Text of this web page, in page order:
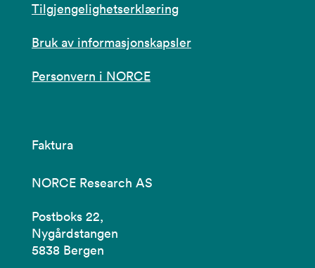
Tilgjengelighetserklæring
Bruk av informasjonskapsler
Personvern i NORCE
Faktura
NORCE Research AS
Postboks 22,
Nygårdstangen
5838 Bergen